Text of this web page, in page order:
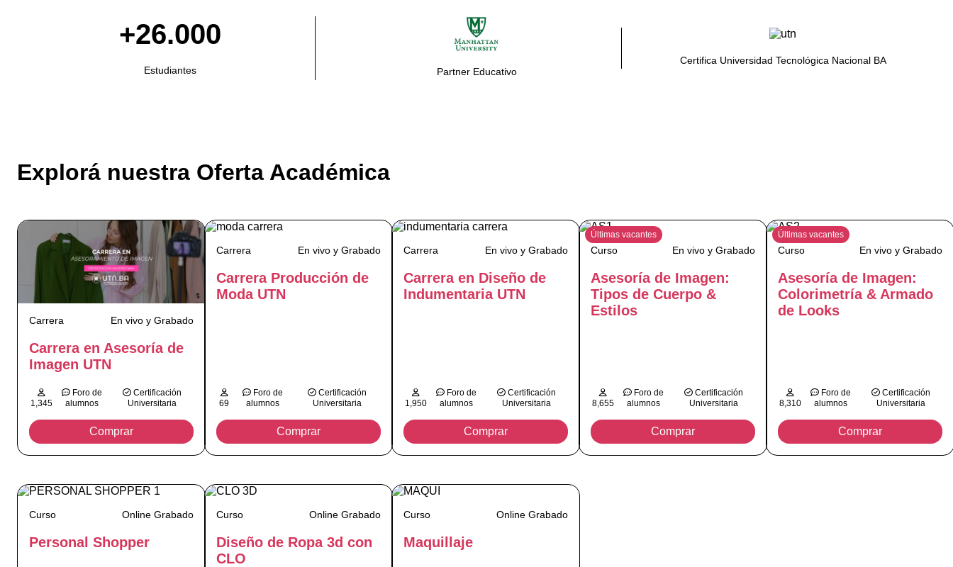
+26.000
Estudiantes Partner Educativo
Certifica Universidad Tecnológica Nacional BA
Explorá nuestra Oferta Académica
Carrera En vivo y Grabado
Carrera en Asesoría de
Imagen UTN
1,345
Foro de
alumnos
Certificación
Universitaria
Comprar
Carrera En vivo y Grabado
Carrera Producción de
Moda UTN
69
Foro de
alumnos
Certificación
Universitaria
Comprar
Carrera En vivo y Grabado
Carrera en Diseño de
Indumentaria UTN
1,950
Foro de
alumnos
Certificación
Universitaria
Comprar
Últimas vacantes
Curso En vivo y Grabado
Asesoría de Imagen:
Tipos de Cuerpo &
Estilos
8,655
Foro de
alumnos
Certificación
Universitaria
Comprar
Últimas vacantes
Curso En vivo y Grabado
Asesoría de Imagen:
Colorimetría & Armado
de Looks
8,310
Foro de
alumnos
Certificación
Universitaria
Comprar
Curso Online Grabado
Personal Shopper
Curso Online Grabado
Diseño de Ropa 3d con
CLO
Curso Online Grabado
Maquillaje